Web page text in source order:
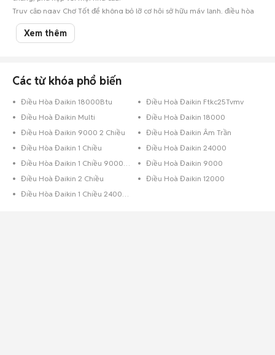
Truy cập ngay Chợ Tốt để không bỏ lỡ cơ hội sở hữu máy lạnh, điều hòa
Chợ Tốt - Nơi mua bán máy lạnh, điều hòa Daikin cũ uy tín và giá rẻ
nhất!
Xem thêm
Các từ khóa phổ biến
Điều Hòa Đaikin 18000Btu
Điều Hoà Đaikin Ftkc25Tvmv
Điều Hoà Đaikin Multi
Điều Hoà Đaikin 18000
Điều Hoà Đaikin 9000 2 Chiều
Điều Hoà Đaikin Âm Trần
Điều Hòa Đaikin 1 Chiều
Điều Hoà Đaikin 24000
Điều Hoà Đaikin 9000
Điều Hoà Đaikin 2 Chiều
Điều Hoà Đaikin 12000